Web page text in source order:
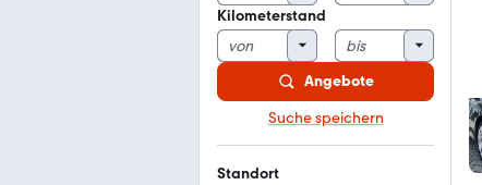
Kilometerstand
Angebote
Suche speichern
Standort